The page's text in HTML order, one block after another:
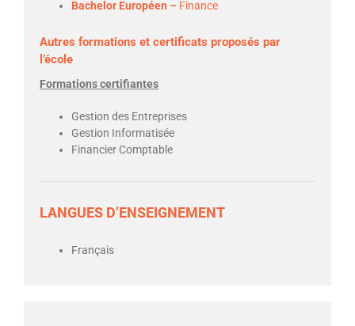
Bachelor Européen – Finance
Autres formations et certificats proposés par
l’école
Formations certifiantes
Gestion des Entreprises
Gestion Informatisée
Financier Comptable
LANGUES D’ENSEIGNEMENT
Français